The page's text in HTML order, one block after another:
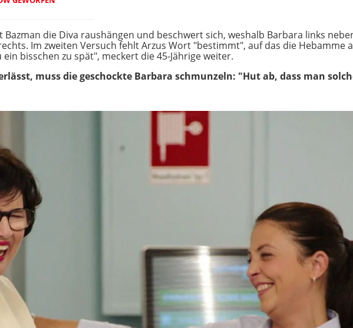
Bazman die Diva raushängen und beschwert sich, weshalb Barbara links
Im zweiten Versuch fehlt Arzus Wort "bestimmt", auf das die Hebamme
bisschen zu spät", meckert die 45-Jährige weiter.
muss die geschockte Barbara schmunzeln: "Hut ab, dass man